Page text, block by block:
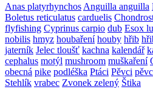
Anas platyrhynchos Anguilla anguilla
Boletus reticulatus carduelis
flyfishing Cyprinus carpio dub Esox
nobilis hmyz houbaření houby hřib
jaterník Jelec tloušť kachna kalendář
cephalus motýl mushroom muškaření
obecná pike podléška Ptáci Pěvci
Stehlík vrabec Zvonek zelený Štika